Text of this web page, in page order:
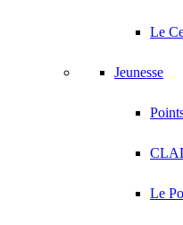
Le
Jeunesse
Le